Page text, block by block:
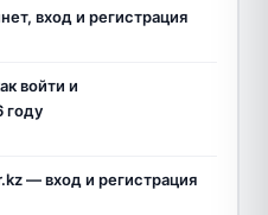
вход и регистрация
войти и
году
— вход и регистрация